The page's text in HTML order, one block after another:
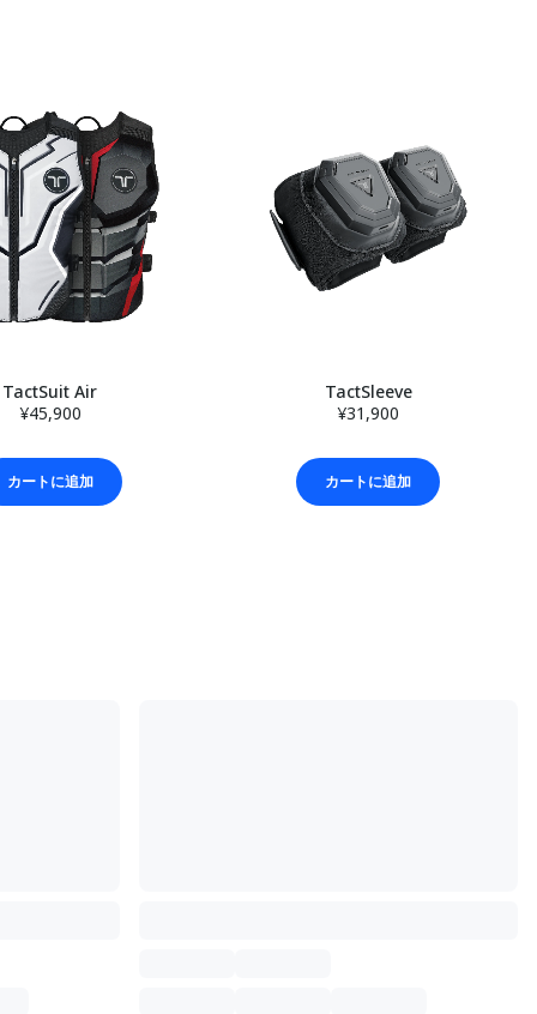
TactSuit Air
¥45,900
カートに追加
TactSleeve
¥31,900
カートに追加